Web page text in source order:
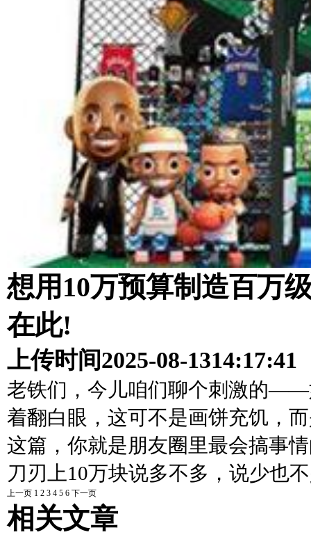
想用10万预算制造百万
在此!
上传时间2025-08-1314:17:41
老铁们，今儿咱们聊个刺激的——
着翻白眼，这可不是画饼充饥，
这篇，你就是朋友圈里最会搞事
刀刃上10万块说多不多，说少也
上一页 1 2 3 4 5 6 下一页
相关文章